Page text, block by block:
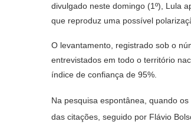
divulgado neste domingo (1º), Lula
que reproduz uma possível
O levantamento, registrado sob o
entrevistados em todo o território
índice de confiança de 95%.
Na pesquisa espontânea, quando
das citações, seguido por Flávio